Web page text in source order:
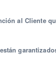
al Cliente